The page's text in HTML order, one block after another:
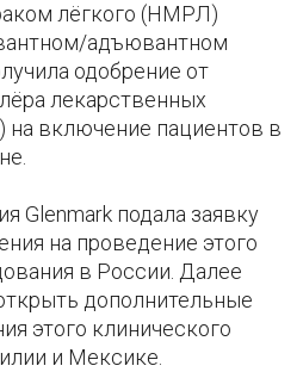
лёгкого (НМРЛ)
адъювантном
одобрение от
лекарственных
на включение пациентов в
Glenmark подала заявку
на проведение этого
в России. Далее
дополнительные
этого клинического
и Мексике.